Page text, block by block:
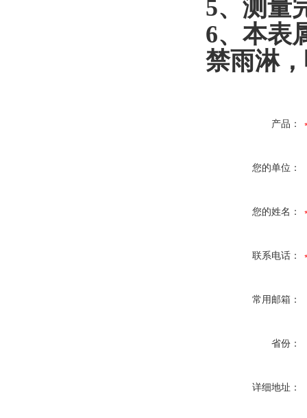
5、测量
6、本表
禁雨淋
产品：
您的单位：
您的姓名：
联系电话：
常用邮箱：
省份：
详细地址：